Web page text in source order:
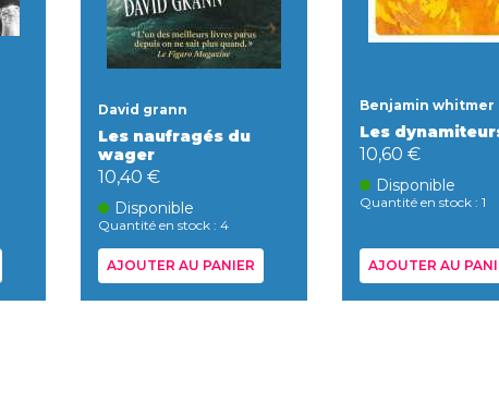
David grann
Les naufragés du
wager
10,40 €
Disponible
Quantité en stock : 4
AJOUTER AU PANIER
Benjamin whitmer
Les
10,60 €
Disponible
Quantité en stock : 1
AJOUTER AU